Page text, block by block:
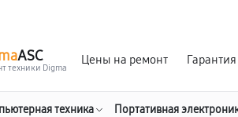
ASC
техники Digma
Цены на ремонт Гарантия
техника Портативная